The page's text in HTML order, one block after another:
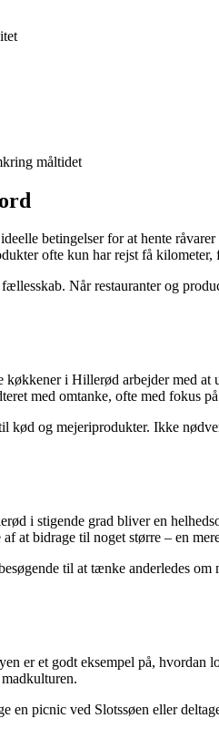
måltidet
betingelser for at hente
ofte kun har rejst få kilometer,
Når restauranter og
i Hillerød arbejder med
med omtanke, ofte med fokus
kød og mejeriprodukter. Ikke
i stigende grad bliver en
at bidrage til noget større – en
til at tænke anderledes
er et godt eksempel på,
en picnic ved Slotssøen eller